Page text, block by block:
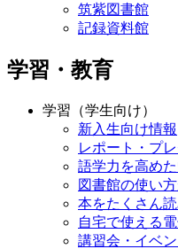
筑紫図書館
記録資料館
学習・教育
学習（学生向け）
新入生向け情報
レポート・プ
語学力を高め
図書館の使い
本をたくさん
自宅で使える
講習会・イベン